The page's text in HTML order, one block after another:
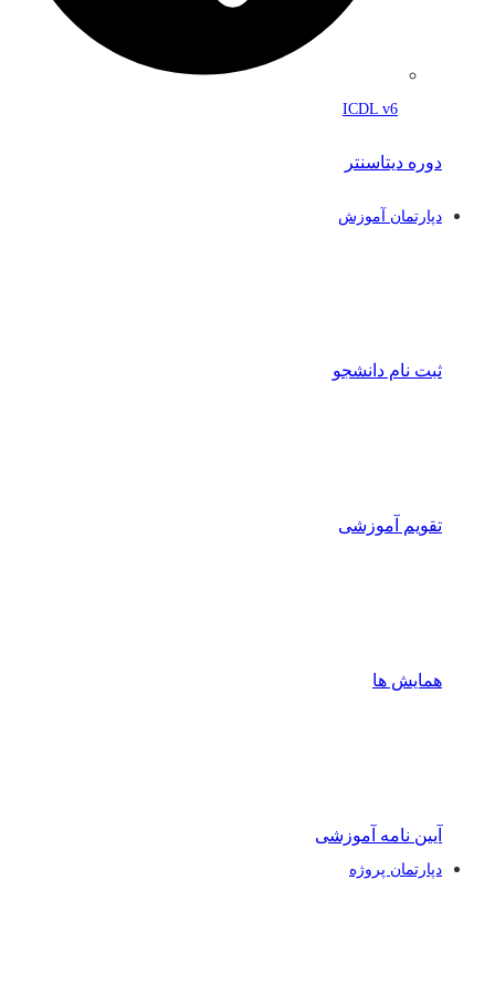
ICDL v6
دوره دیتاسنتر
دپارتمان آموزش
ثبت نام دانشجو
تقویم آموزشی
همایش ها
آیین نامه آموزشی
دپارتمان پروژه